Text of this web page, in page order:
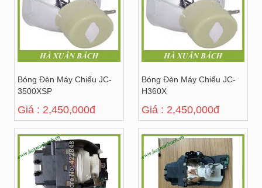
Bóng Đèn Máy Chiếu JC-
3500XSP
Giá : 2,450,000đ
Bóng Đèn Máy Chiếu JC-
H360X
Giá : 2,450,000đ